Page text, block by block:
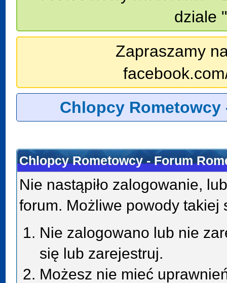
dziale
Zapraszamy
Chlopcy Rometowcy
Chlopcy Rometowcy - Forum
Nie nastąpiło zalogowanie,
forum. Możliwe powody takiej
Nie zalogowano lub nie
się lub zarejestruj.
Możesz nie mieć